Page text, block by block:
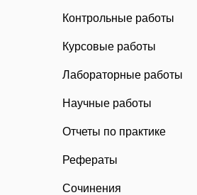
Контрольные работы
Курсовые работы
Лабораторные работы
Научные работы
Отчеты по практике
Рефераты
Сочинения